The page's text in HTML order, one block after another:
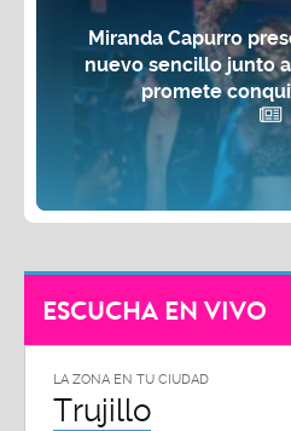
Miranda Capurro
nuevo sencillo junto
promete
ESCUCHA EN VIVO
LA ZONA EN TU CIUDAD
Trujillo